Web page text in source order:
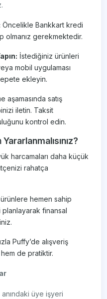
Öncelikle Bankkart kredi
olmanız gerekmektedir.
İstediğiniz ürünleri
mobil uygulaması
ekleyin.
aşamasında satış
iletin. Taksit
kontrol edin.
harcamaları daha küçük
rahatça
hemen sahip
finansal
Puffy’de alışveriş
de pratiktir.
anındaki üye işyeri